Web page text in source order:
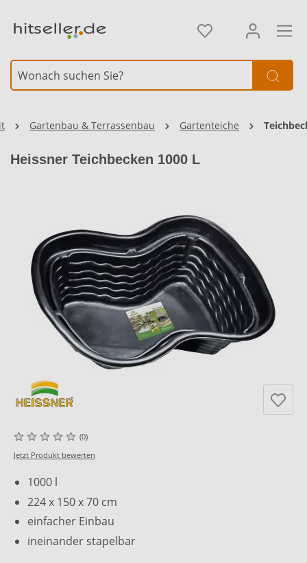
Gartenbau & Terrassenbau Gartenteiche
Heissner Teichbecken 1000 L
(0)
Jetzt Produkt bewerten
1000 l
224 x 150 x 70 cm
einfacher Einbau
ineinander stapelbar